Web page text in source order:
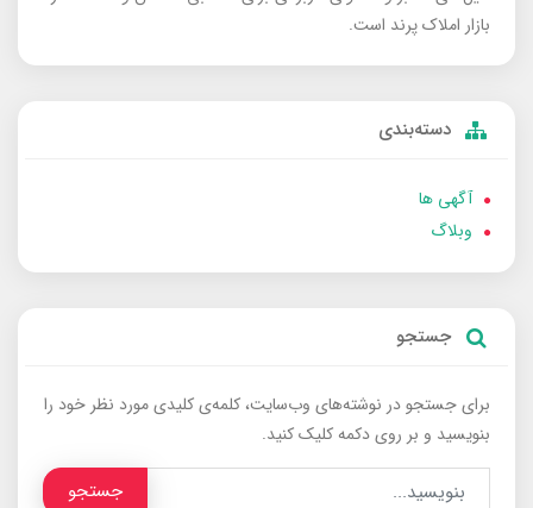
بازار املاک پرند است.
دسته‌بندی
آگهی ها
وبلاگ
جستجو
برای جستجو در نوشته‌های وب‌سایت، کلمه‌ی کلیدی مورد نظر خود را
بنویسید و بر روی دکمه کلیک کنید.
جستجو